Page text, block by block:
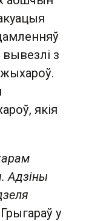
вывезлі з
якія
Адзіны
у